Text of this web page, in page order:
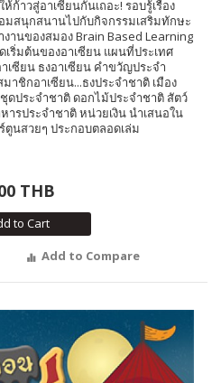
าวสู่อาเซียนกันเถอะ! รอบรู้เรื่อง
มสนุกสนานไปกับกิจกรรมเสริมทักษะ
านของสมอง Brain Based Learning
เริ่มต้นของอาเซียน แผนที่ประเทศ
ซียน ธงอาเซียน คำขวัญประจำ
าชิกอาเซียน...ธงประจำชาติ เมือง
ประจำชาติ ดอกไม้ประจำชาติ สัตว์
ารประจำชาติ หน่วยเงิน นำเสนอใน
นสวยๆ ประกอบตลอดเล่ม
THB
to Cart
Add to Compare